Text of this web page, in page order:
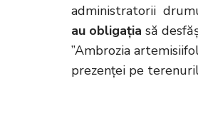
administratorii
au obligația să
”Ambrozia
prezenței pe